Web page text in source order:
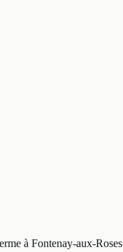
à Fontenay-aux-Roses